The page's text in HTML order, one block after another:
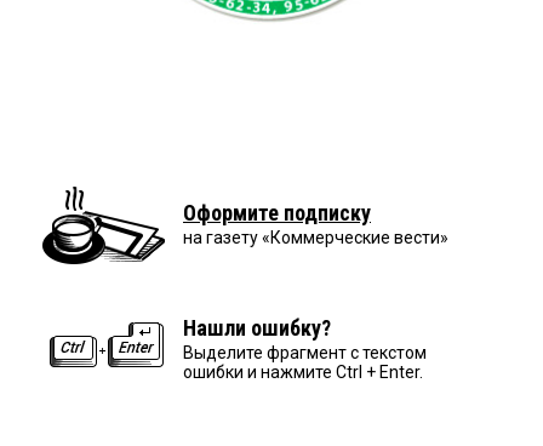
Оформите подписку
на газету «Коммерческие вести»
Нашли ошибку?
Выделите фрагмент с текстом
ошибки и нажмите Ctrl + Enter.